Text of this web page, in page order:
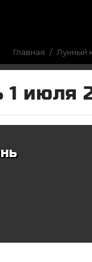
Главная Лунный
1 июля